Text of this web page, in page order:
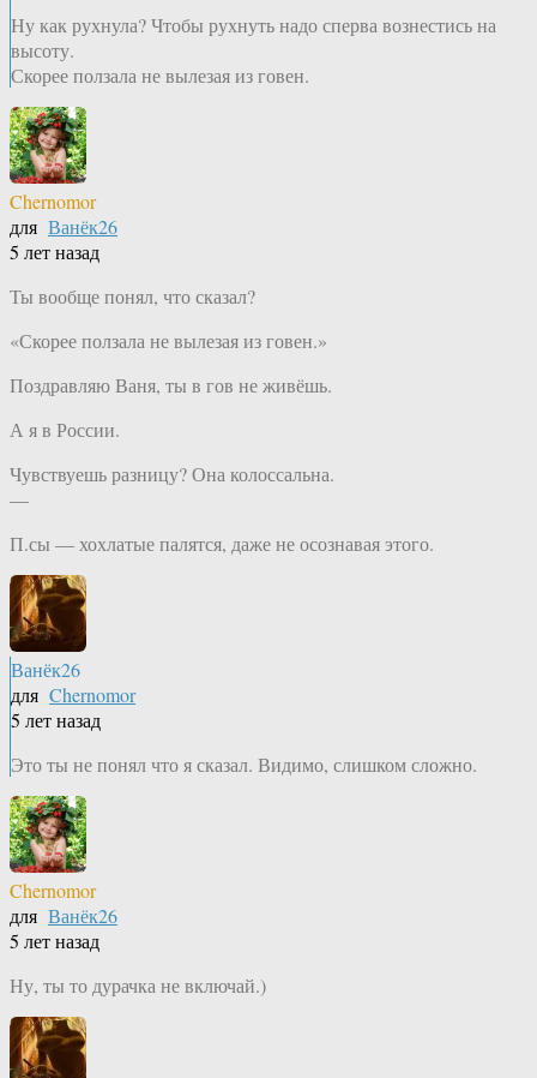
Ну как рухнула? Чтобы рухнуть надо сперва вознестись на
высоту.
Скорее ползала не вылезая из говен.
Chernomor
для Ванёк26
5 лет назад
Ты вообще понял, что сказал?
«Скорее ползала не вылезая из говен.»
Поздравляю Ваня, ты в гов не живёшь.
А я в России.
Чувствуешь разницу? Она колоссальна.
—
П.сы — хохлатые палятся, даже не осознавая этого.
Ванёк26
для Chernomor
5 лет назад
Это ты не понял что я сказал. Видимо, слишком сложно.
Chernomor
для Ванёк26
5 лет назад
Ну, ты то дурачка не включай.)